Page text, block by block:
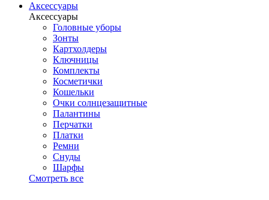
Аксессуары
Аксессуары
Головные уборы
Зонты
Картхолдеры
Ключницы
Комплекты
Косметички
Кошельки
Очки солнцезащитные
Палантины
Перчатки
Платки
Ремни
Снуды
Шарфы
Смотреть все